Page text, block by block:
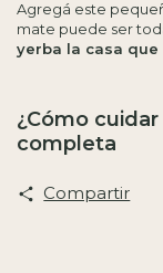
Agregá este
mate puede ser
yerba la casa que
¿Cómo
completa
Compartir